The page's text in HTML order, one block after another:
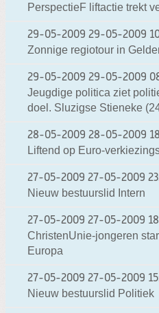
PerspectieF liftactie trekt
29-05-2009 29-05-2009
Zonnige regiotour in
29-05-2009 29-05-2009
Jeugdige politica ziet
doel. Sluzigse Stieneke
28-05-2009 28-05-2009
Liftend op Euro-
27-05-2009 27-05-2009
Nieuw bestuurslid Intern
27-05-2009 27-05-2009
ChristenUnie-jongeren
Europa
27-05-2009 27-05-2009
Nieuw bestuurslid Politiek